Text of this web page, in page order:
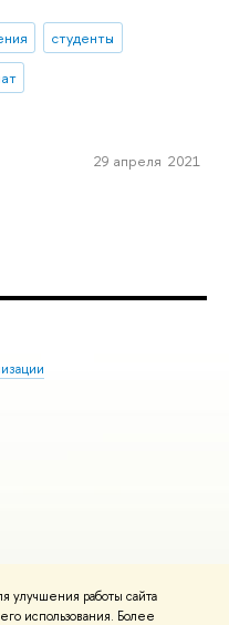
улучшения работы сайта
использования. Более
студенты
29 апреля 2021